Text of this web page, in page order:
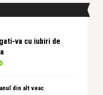
Fecioara
va cu iubiri de
din alt veac